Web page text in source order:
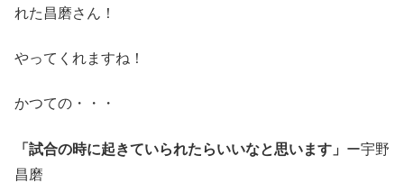
れた昌磨さん！
やってくれますね！
かつての・・・
「試合の時に起きていられたらいいなと思います」 ー宇野
昌磨